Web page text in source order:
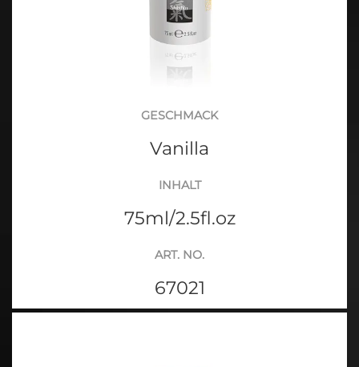
GESCHMACK
Vanilla
INHALT
75ml/2.5fl.oz
ART. NO.
67021